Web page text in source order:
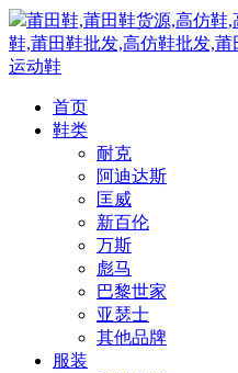
莆田鞋,莆田鞋货源,高仿鞋
鞋,莆田鞋批发,高仿鞋批发,
运动鞋
首页
鞋类
耐克
阿迪达斯
匡威
新百伦
万斯
彪马
巴黎世家
亚瑟士
其他品牌
服装